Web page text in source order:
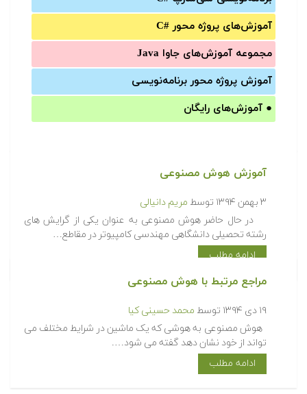
آموزش‌های پروژه محور #C
مجموعه آموزش‌های جاوا Java
آموزش‌ پروژه محور برنامه‌نویسی
● آموزش‌های رایگان
آموزش هوش مصنوعی
۳ بهمن ۱۳۹۴ توسط مریم دانیالی
در حال حاضر هوش مصنوعی به عنوان یکی از گرایش های
رشته تحصیلی دانشگاهی مهندسی کامپیوتر در مقاطع…
ادامه مطلب
مراجع مرتبط با هوش مصنوعی
۱۹ دی ۱۳۹۴ توسط محمد حسینی کیا
هوش مصنوعی به هوشی که یک ماشین در شرایط مختلف می
تواند از خود نشان دهد گفته می شود….
ادامه مطلب